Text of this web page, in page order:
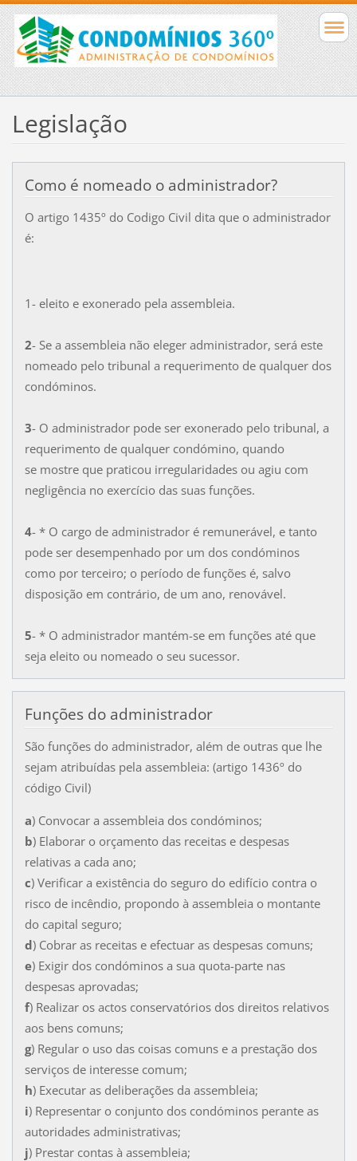
Legislação
Como é nomeado o administrador?
O artigo 1435º do Codigo Civil dita que o administrador
é:
1- eleito e exonerado pela assembleia.
2- Se a assembleia não eleger administrador, será este
nomeado pelo tribunal a requerimento de qualquer dos
condóminos.
3- O administrador pode ser exonerado pelo tribunal, a
requerimento de qualquer condómino, quando
se mostre que praticou irregularidades ou agiu com
negligência no exercício das suas funções.
4- * O cargo de administrador é remunerável, e tanto
pode ser desempenhado por um dos condóminos
como por terceiro; o período de funções é, salvo
disposição em contrário, de um ano, renovável.
5- * O administrador mantém-se em funções até que
seja eleito ou nomeado o seu sucessor.
Funções do administrador
São funções do administrador, além de outras que lhe
sejam atribuídas pela assembleia: (artigo 1436º do
código Civil)
a) Convocar a assembleia dos condóminos;
b) Elaborar o orçamento das receitas e despesas
relativas a cada ano;
c) Verificar a existência do seguro do edifício contra o
risco de incêndio, propondo à assembleia o montante
do capital seguro;
d) Cobrar as receitas e efectuar as despesas comuns;
e) Exigir dos condóminos a sua quota-parte nas
despesas aprovadas;
f) Realizar os actos conservatórios dos direitos relativos
aos bens comuns;
g) Regular o uso das coisas comuns e a prestação dos
serviços de interesse comum;
h) Executar as deliberações da assembleia;
i) Representar o conjunto dos condóminos perante as
autoridades administrativas;
j) Prestar contas à assembleia;